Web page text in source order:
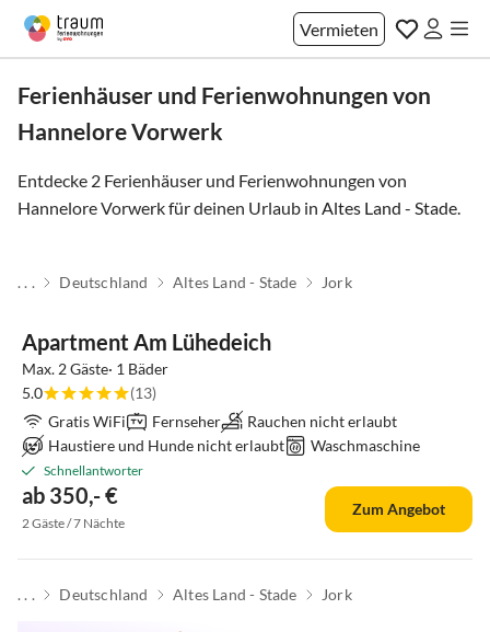
Vermieten
Ferienhäuser und Ferienwohnungen von
Hannelore Vorwerk
Entdecke 2 Ferienhäuser und Ferienwohnungen von
Hannelore Vorwerk für deinen Urlaub in Altes Land - Stade.
. . . Deutschland Altes Land - Stade Jork
Apartment Am Lühedeich
Max. 2 Gäste· 1 Bäder
5.0
(13)
Gratis WiFi
Fernseher
Rauchen nicht erlaubt
Haustiere und Hunde nicht erlaubt
Waschmaschine
Schnellantworter
ab 350,- €
2 Gäste / 7 Nächte
Zum Angebot
. . . Deutschland Altes Land - Stade Jork